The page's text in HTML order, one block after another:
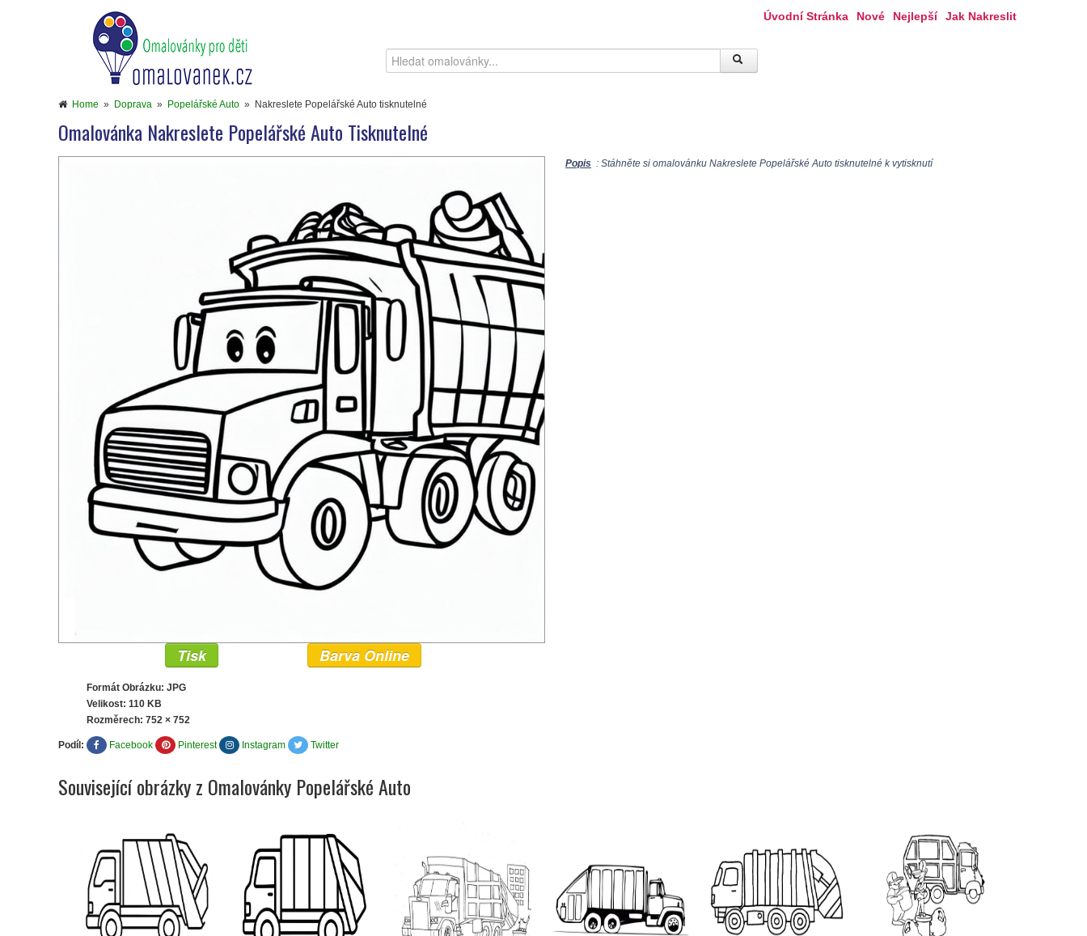
Úvodní Stránka Nové Nejlepší Jak Nakreslit
Home » Doprava » Popelářské Auto » Nakreslete Popelářské Auto tisknutelné
Omalovánka Nakreslete Popelářské Auto Tisknutelné
Popis : Stáhněte si omalovánku Nakreslete Popelářské Auto tisknutelné k vytisknutí
Tisk Barva Online
Formát Obrázku: JPG
Velikost: 110 KB
Rozměrech: 752 × 752
Podíl: Facebook Pinterest Instagram Twitter
Související obrázky z Omalovánky Popelářské Auto